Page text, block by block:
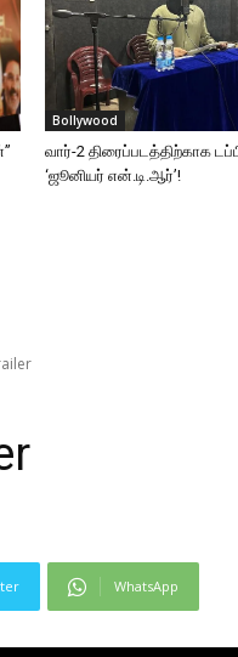
Bollywood
வார்-2 திரைப்படத்திற்காக
‘ஜூனியர் என்.டி.ஆர்’!